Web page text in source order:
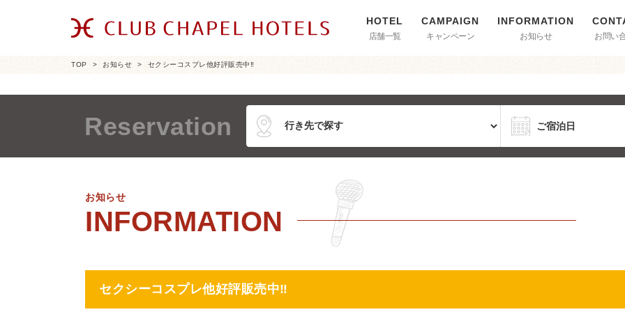
店舗一覧 キャンペーン お知らせ お問い
TOP お知らせ セクシーコスプレ他好評販売中‼
Reservation
お知らせ
セクシーコスプレ他好評販売中‼